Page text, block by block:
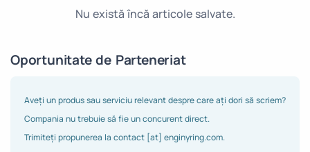
Nu există încă articole salvate.
Oportunitate de Parteneriat
Aveți un produs sau serviciu relevant despre care ați dori să scriem?
Compania nu trebuie să fie un concurent direct.
Trimiteți propunerea la contact [at] enginyring.com.